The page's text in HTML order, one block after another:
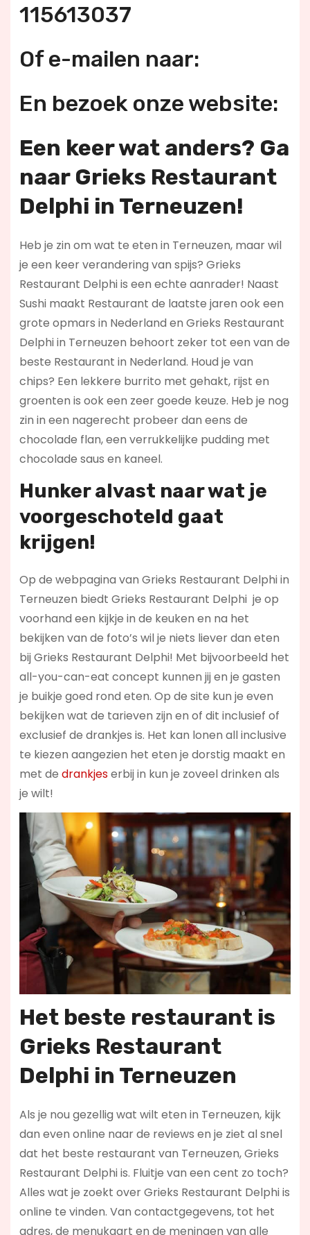
115613037
Of e-mailen naar:
En bezoek onze website:
Een keer wat anders? Ga
naar Grieks Restaurant
Delphi in Terneuzen!
Heb je zin om wat te eten in Terneuzen, maar wil
je een keer verandering van spijs? Grieks
Restaurant Delphi is een echte aanrader! Naast
Sushi maakt Restaurant de laatste jaren ook een
grote opmars in Nederland en Grieks Restaurant
Delphi in Terneuzen behoort zeker tot een van de
beste Restaurant in Nederland. Houd je van
chips? Een lekkere burrito met gehakt, rijst en
groenten is ook een zeer goede keuze. Heb je nog
zin in een nagerecht probeer dan eens de
chocolade flan, een verrukkelijke pudding met
chocolade saus en kaneel.
Hunker alvast naar wat je
voorgeschoteld gaat
krijgen!
Op de webpagina van Grieks Restaurant Delphi in
Terneuzen biedt Grieks Restaurant Delphi je op
voorhand een kijkje in de keuken en na het
bekijken van de foto’s wil je niets liever dan eten
bij Grieks Restaurant Delphi! Met bijvoorbeeld het
all-you-can-eat concept kunnen jij en je gasten
je buikje goed rond eten. Op de site kun je even
bekijken wat de tarieven zijn en of dit inclusief of
exclusief de drankjes is. Het kan lonen all inclusive
te kiezen aangezien het eten je dorstig maakt en
met de drankjeserbij in kun je zoveel drinken als
je wilt!
Het beste restaurant is
Grieks Restaurant
Delphi in Terneuzen
Als je nou gezellig wat wilt eten in Terneuzen, kijk
dan even online naar de reviews en je ziet al snel
dat het beste restaurant van Terneuzen, Grieks
Restaurant Delphi is. Fluitje van een cent zo toch?
Alles wat je zoekt over Grieks Restaurant Delphi is
online te vinden. Van contactgegevens, tot het
adres, de menukaart en de meningen van alle